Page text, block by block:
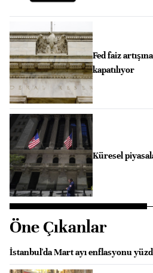
Fed faiz
kapatılıyor
Küresel
Öne Çıkanlar
İstanbul'da Mart ayı enflasyonu